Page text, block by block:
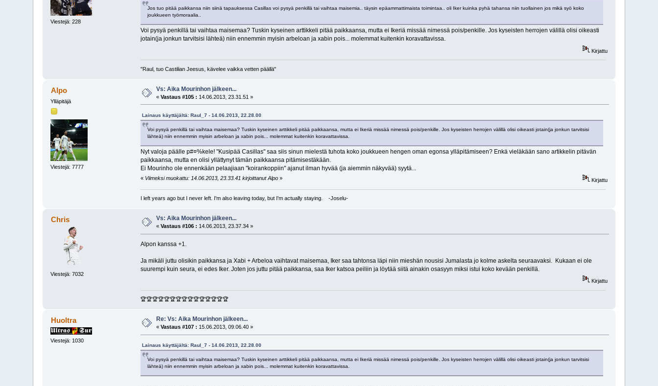
Viestejä: 228
Jos tuo pitää paikkansa niin siinä tapauksessa Casillas voi pysyä penkillä tai vaihtaa maisemia.. täysin epäammattimaista toimintaa.. oli Iker kuinka pyhä tahansa niin tuollainen jos mikä syö koko
joukkueen työmoraalia..
Voi pysyä penkillä tai vaihtaa maisemaa? Tuskin kyseinen arttikkeli pitää paikkaansa, mutta ei Ikeriä missää nimessä pois/penkille. Jos kyseisten herrojen välillä olisi oikeasti
jotain(ja jonkun tarvitsisi lähteä) niin ennemmin myisin arbeloan ja xabin pois... molemmat kuitenkin koravattavissa.
Kirjattu
"Raul, tuo Castilian Jeesus, kävelee vaikka vetten päällä"
Alpo
Ylläpitäjä
Viestejä: 7777
Vs: Aika Mourinhon jälkeen...
«Vastaus #105 : 14.06.2013, 23.31.51 »
Lainaus käyttäjältä: Raul_7 - 14.06.2013, 22.28.00
Voi pysyä penkillä tai vaihtaa maisemaa? Tuskin kyseinen arttikkeli pitää paikkaansa, mutta ei Ikeriä missää nimessä pois/penkille. Jos kyseisten herrojen välillä olisi oikeasti jotain(ja jonkun tarvitsisi
lähteä) niin ennemmin myisin arbeloan ja xabin pois... molemmat kuitenkin koravattavissa.
Nyt valoja päälle p#¤%kele! "Kusipää Casillas" saa siis sinun mielestä tuhota koko joukkueen hengen oman egonsa ylläpitämiseen? Enkä vieläkään sano artikkelin pitävän
paikkaansa, mutta en olisi yllättynyt tämän paikkaansa pitämisestäkään.
Ei Mourinho ole ennenkään pelaajiaan "koirankoppiin" ajanut ilman hyvää (ja aiemmin näkyvää) syytä...
« Viimeksi muokattu: 14.06.2013, 23.33.41 kirjoittanut Alpo» Kirjattu
I left years ago but I never left. I'm also leaving today, but I'm actually staying. -Joselu-
Chris
Viestejä: 7032
Vs: Aika Mourinhon jälkeen...
«Vastaus #106 : 14.06.2013, 23.37.34 »
Alpon kanssa +1.
Ja mikäli juttu olisikin paikkansa ja Xabi + Arbeloa vaihtavat maisemaa, Iker saa tahtonsa läpi niin mieshän nousisi Jumalasta jo kolme askelta seuraavaksi. Kukaan ei ole
suurempi kuin seura, ei edes Iker. Joten jos juttu pitää paikkansa, saa Iker katsoa peiliin ja löytää siitä ainakin osasyyn miksi istui koko kevään penkillä.
Kirjattu
🏆🏆🏆🏆🏆🏆🏆🏆🏆🏆🏆🏆🏆🏆🏆
Huoltra
Viestejä: 1030
Re: Vs: Aika Mourinhon jälkeen...
«Vastaus #107 : 15.06.2013, 09.06.40 »
Lainaus käyttäjältä: Raul_7 - 14.06.2013, 22.28.00
Voi pysyä penkillä tai vaihtaa maisemaa? Tuskin kyseinen arttikkeli pitää paikkaansa, mutta ei Ikeriä missää nimessä pois/penkille. Jos kyseisten herrojen välillä olisi oikeasti jotain(ja jonkun tarvitsisi
lähteä) niin ennemmin myisin arbeloan ja xabin pois... molemmat kuitenkin koravattavissa.